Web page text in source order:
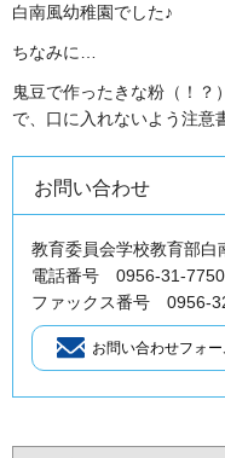
白南風幼稚園でした♪
ちなみに…
鬼豆で作ったきな粉（！？
で、口に入れないよう注意
お問い合わせ
教育委員会学校教育部白
電話番号 0956-31-7750
ファックス番号 0956-